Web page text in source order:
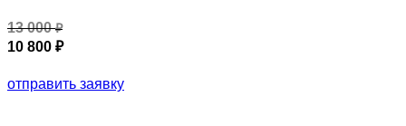
13 000₽
10 800 ₽
отправить заявку